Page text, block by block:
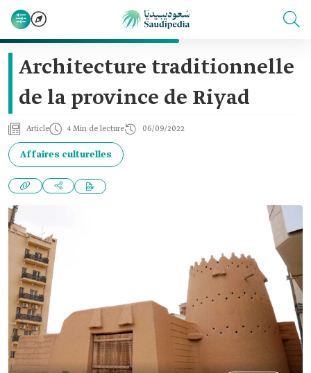
Architecture traditionnelle
de la province de Riyad
Article 4 Min de lecture 06/09/2022
Affaires culturelles